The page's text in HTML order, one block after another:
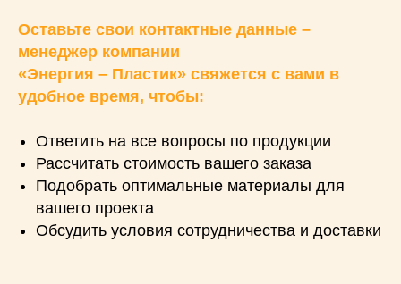
Оставьте свои контактные данные –
менеджер компании
«Энергия – Пластик» свяжется с вами в
удобное время, чтобы:
Ответить на все вопросы по продукции
Рассчитать стоимость вашего заказа
Подобрать оптимальные материалы для
вашего проекта
Обсудить условия сотрудничества и доставки